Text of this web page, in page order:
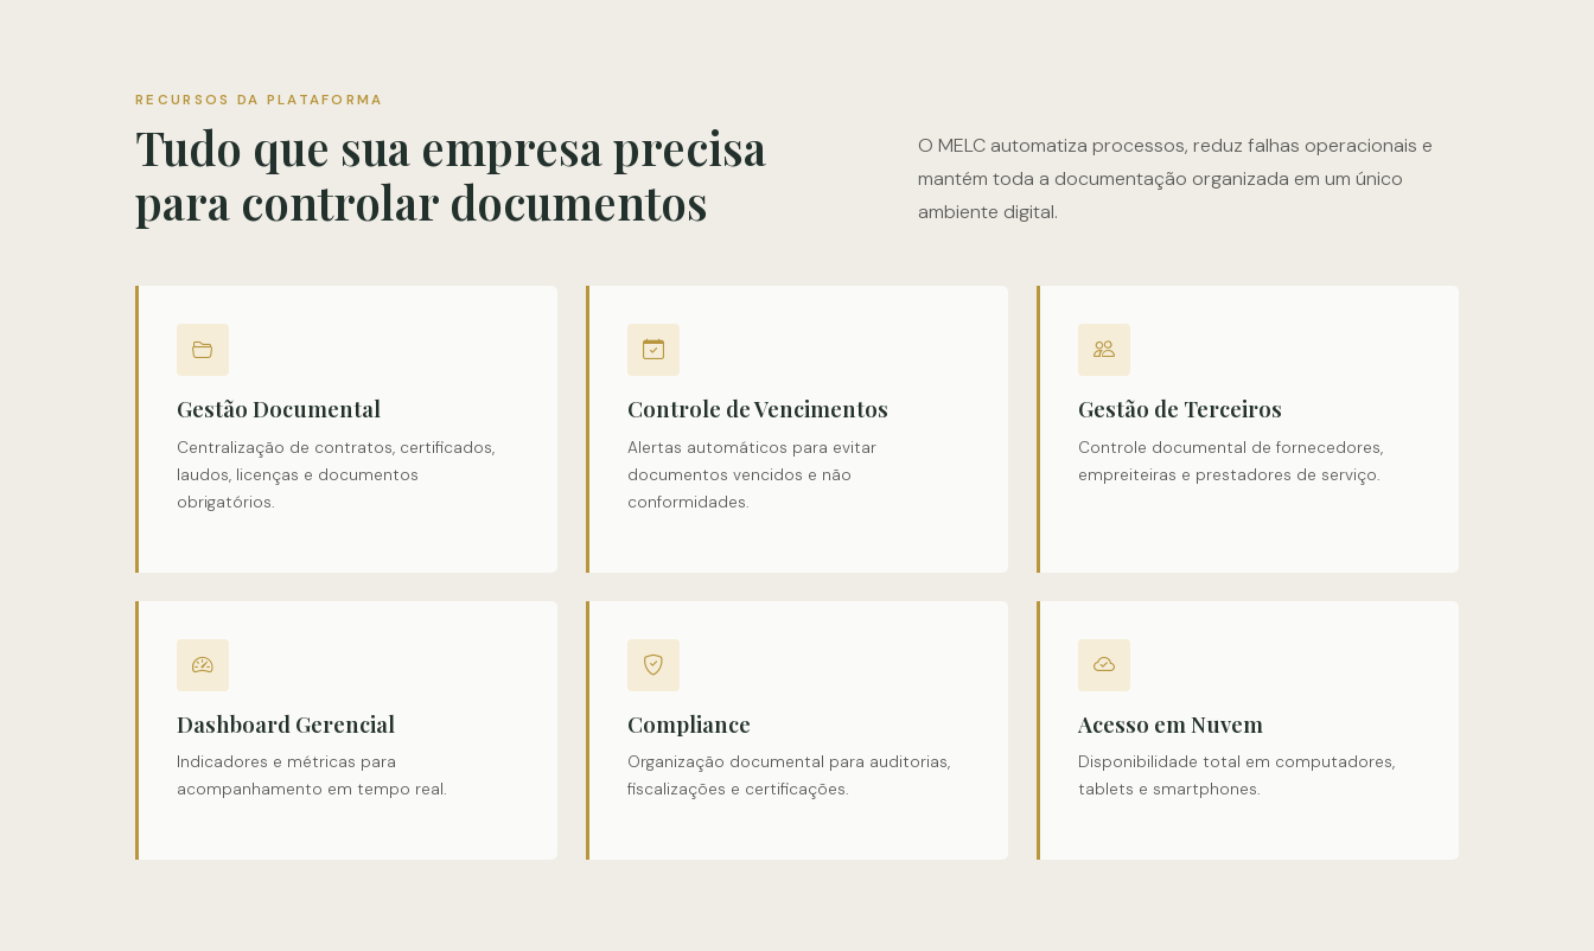
RECURSOS DA PLATAFORMA
Tudo que sua empresa precisa
para controlar documentos
O MELC automatiza processos, reduz falhas operacionais e
mantém toda a documentação organizada em um único
ambiente digital.
Gestão Documental
Centralização de contratos, certificados,
laudos, licenças e documentos
obrigatórios.
Controle de Vencimentos
Alertas automáticos para evitar
documentos vencidos e não
conformidades.
Gestão de Terceiros
Controle documental de fornecedores,
empreiteiras e prestadores de serviço.
Dashboard Gerencial
Indicadores e métricas para
acompanhamento em tempo real.
Compliance
Organização documental para auditorias,
fiscalizações e certificações.
Acesso em Nuvem
Disponibilidade total em computadores,
tablets e smartphones.